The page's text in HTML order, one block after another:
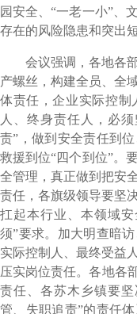
园安全、“一老一小”、
存在的风险隐患和突出
会议强调，各地各部
产螺丝，构建全员、全
体责任，企业实际控制
人、终身责任人，必
责”，做到安全责任到
救援到位“四个到位”。
全管理，真正做到把安
责任，各旗级领导要坚
扛起本行业、本领域
须”要求。加大明查暗
实际控制人、最终受益
压实岗位责任。各地各
责任、各苏木乡镇要
管、失职追责”的责任